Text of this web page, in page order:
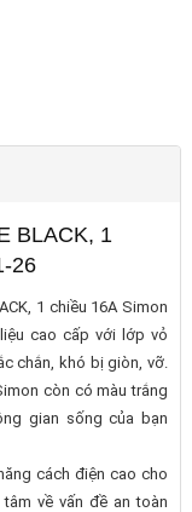
BLACK, 1
26
1 chiều 16A Simon
cao cấp với lớp vỏ
chắn, khó bị giòn, vỡ.
còn có màu trắng
gian sống của bạn
cách điện cao cho
về vấn đề an toàn